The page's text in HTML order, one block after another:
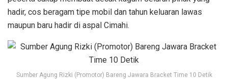
hadir, cos beragam tipe mobil dan tahun keluaran lawas
maupun baru hadir di aspal Cimahi.
Sumber Agung Rizki (Promotor) Bareng Jawara Bracket Time 10 Detik